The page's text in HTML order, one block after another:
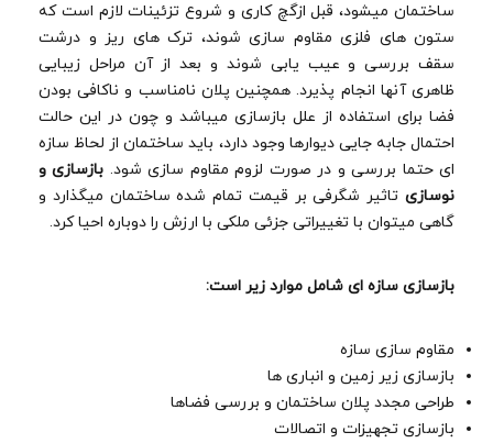
ساختمان میشود، قبل ازگچ کاری و شروع تزئینات لازم است که
ستون های فلزی مقاوم سازی شوند، ترک های ریز و درشت
سقف بررسی و عیب یابی شوند و بعد از آن مراحل زیبایی
ظاهری آنها انجام پذیرد. همچنین پلان نامناسب و ناکافی بودن
فضا برای استفاده از علل بازسازی میباشد و چون در این حالت
احتمال جابه جایی دیوارها وجود دارد، باید ساختمان از لحاظ سازه
ای حتما بررسی و در صورت لزوم مقاوم سازی شود. بازسازی و
نوسازی تاثیر شگرفی بر قیمت تمام شده ساختمان میگذارد و
گاهی میتوان با تغییراتی جزئی ملکی با ارزش را دوباره احیا کرد.
بازسازی سازه ای شامل موارد زیر است:
مقاوم سازی سازه
بازسازی زیر زمین و انباری ها
طراحی مجدد پلان ساختمان و بررسی فضاها
بازسازی تجهیزات و اتصالات